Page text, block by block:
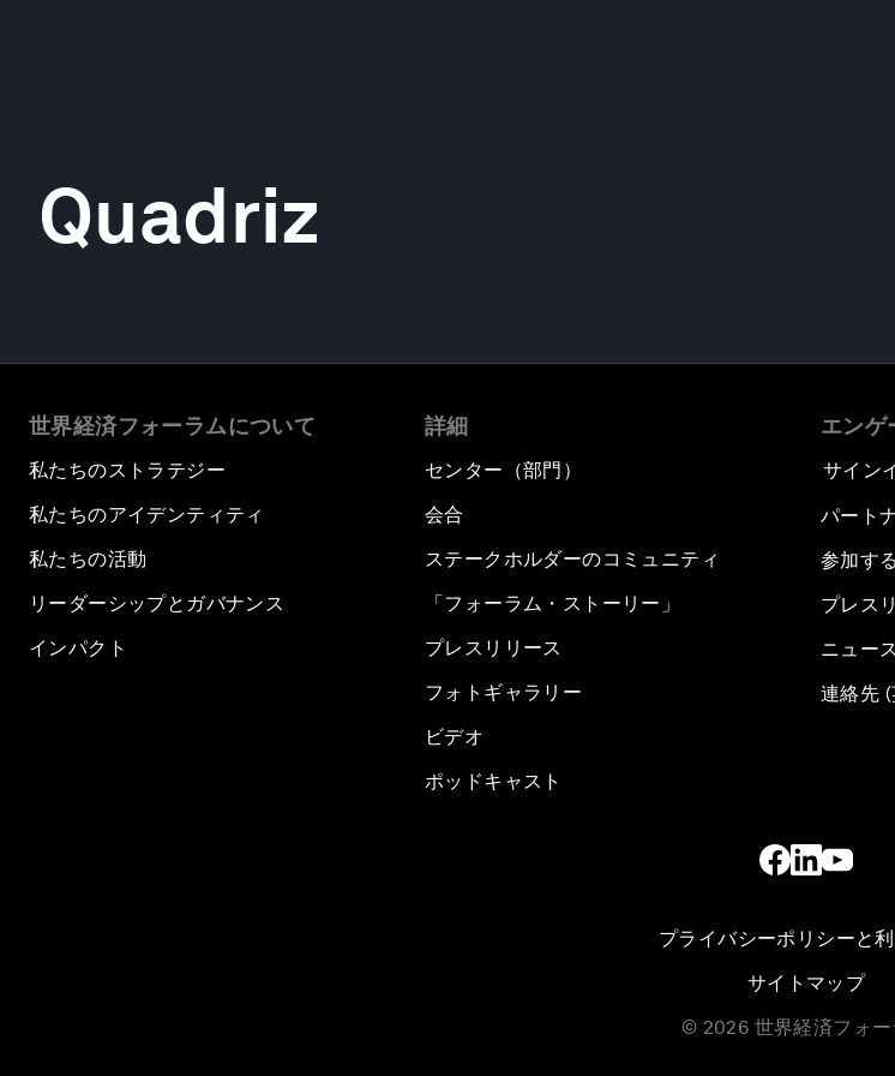
Quadriz
世界経済フォーラムについて
私たちのストラテジー
私たちのアイデンティティ
私たちの活動
リーダーシップとガバナンス
インパクト
詳細
センター（部門）
会合
ステークホルダーのコミュニティ
「フォーラム・ストーリー」
プレスリリース
フォトギャラリー
ビデオ
ポッドキャスト
エンゲ
サイン
パート
参加す
プレス
ニュー
連絡先
プライバシーポリシーと
サイトマップ
© 2026 世界経済フォ